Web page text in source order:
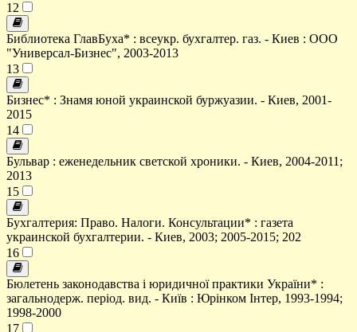
12
Библиотека ГлавБуха* : всеукр. бухгалтер. газ. - Киев : ООО
"Универсал-Бизнес", 2003-2013
13
Бизнес* : Знамя юной украинской буржуазии. - Киев, 2001-
2015
14
Бульвар : еженедельник светской хроники. - Киев, 2004-2011;
2013
15
Бухгалтерия: Право. Налоги. Консультации* : газета
украинской бухгалтерии. - Киев, 2003; 2005-2015; 202
16
Бюлетень законодавства і юридичної практики України* :
загальнодерж. період. вид. - Київ : Юрінком Інтер, 1993-1994;
1998-2000
17